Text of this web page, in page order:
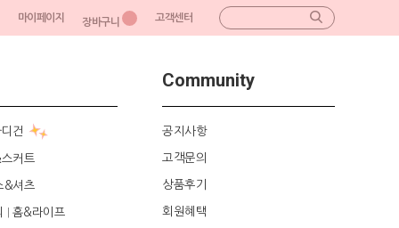
마이페이지 장바구니 고객센터
건
커트
&셔츠
홈&라이프
Community
공지사항
고객문의
상품후기
회원혜택